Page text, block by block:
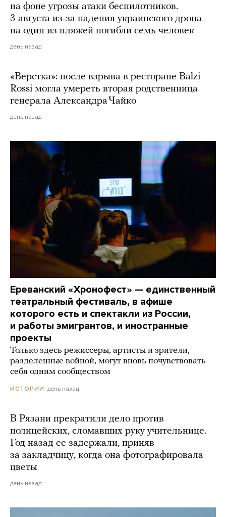
на фоне угрозы атаки беспилотников.
3 августа из-за падения украинского дрона
на один из пляжей погибли семь человек
день назад
«Верстка»: после взрыва в ресторане Balzi
Rossi могла умереть вторая родственница
генерала Александра Чайко
день назад
Ереванский «Хронофест» — единственный
театральный фестиваль, в афише
которого есть и спектакли из России,
и работы эмигрантов, и иностранные
проекты
Только здесь режиссеры, артисты и зрители,
разделенные войной, могут вновь почувствовать
себя одним сообществом
ИСТОРИИ день назад
В Рязани прекратили дело против
полицейских, сломавших руку учительнице.
Год назад ее задержали, приняв
за закладчицу, когда она фотографировала
цветы
день назад